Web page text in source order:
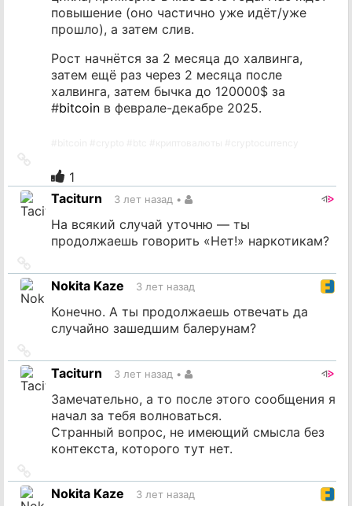
повышение (оно частично уже идёт/уже
прошло), а затем слив.
Рост начнётся за 2 месяца до халвинга,
затем ещё раз через 2 месяца после
халвинга, затем бычка до 120000$ за
#bitcoin в феврале-декабре 2025.
источник
1
Taciturn
3 лет назад •
На всякий случай уточню — ты
продолжаешь говорить «Нет!» наркотикам?
на
источник
Nokita Kaze 3 лет назад
Конечно. А ты продолжаешь отвечать да
случайно зашедшим балерунам?
на
источник
Taciturn 3 лет назад •
Замечательно, а то после этого сообщения я
начал за тебя волноваться.
Странный вопрос, не имеющий смысла без
контекста, которого тут нет.
на
источник
Nokita Kaze 3 лет назад